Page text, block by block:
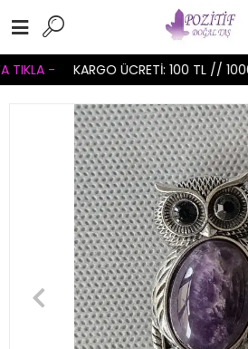
- KARGO ÜCRETİ: 100 TL // 1000